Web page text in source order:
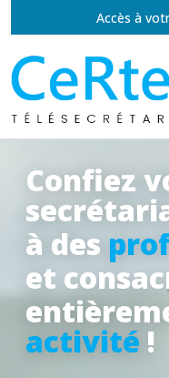
Accès à
Confiez
à des
et
activité !